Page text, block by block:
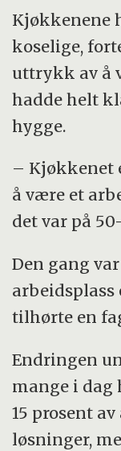
Kjøkkenene
koselige,
uttrykk av å
hadde helt
hygge.
– Kjøkkenet
å være et
det var på
Den gang
tilhørte en
Endringen
mange i dag
15 prosent
løsninger,